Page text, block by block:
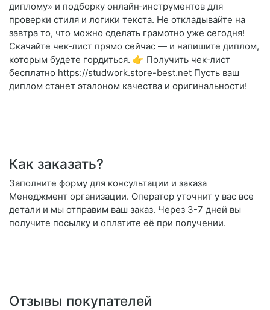
диплому» и подборку онлайн‑инструментов для
проверки стиля и логики текста. Не откладывайте на
завтра то, что можно сделать грамотно уже сегодня!
Скачайте чек‑лист прямо сейчас — и напишите диплом,
которым будете гордиться. 👉 Получить чек‑лист
бесплатно https://studwork.store-best.net Пусть ваш
диплом станет эталоном качества и оригинальности!
Как заказать?
Заполните форму для консультации и заказа
Менеджмент организации. Оператор уточнит у вас все
детали и мы отправим ваш заказ. Через 3-7 дней вы
получите посылку и оплатите её при получении.
Отзывы покупателей